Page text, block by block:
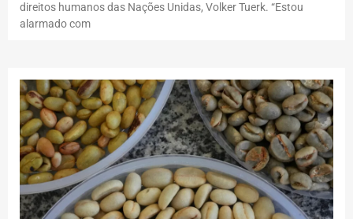
direitos humanos das Nações Unidas, Volker Tuerk. “Estou
alarmado com